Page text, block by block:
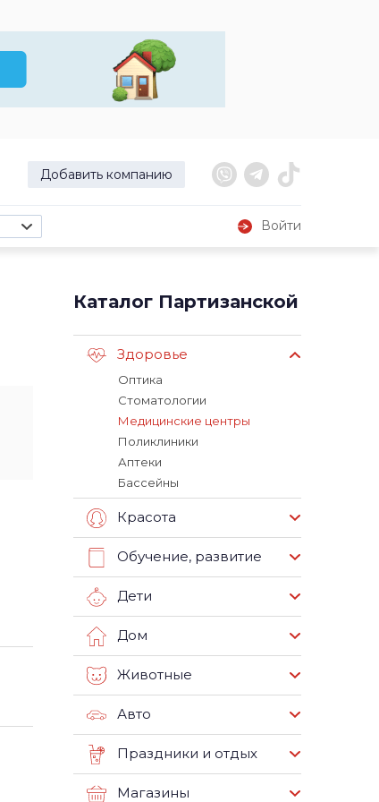
Добавить компанию
Войти
Каталог Партизанской
Здоровье
Оптика
Стоматологии
Медицинские центры
Поликлиники
Аптеки
Бассейны
Красота
Обучение, развитие
Дети
Дом
Животные
Авто
Праздники и отдых
Магазины